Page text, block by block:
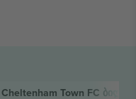
Cheltenham Town FC